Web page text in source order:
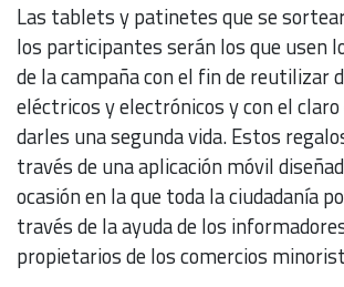
Las tablets y patinetes que se
los participantes serán los que usen
de la campaña con el fin de reutilizar
eléctricos y electrónicos y con el
darles una segunda vida. Estos
través de una aplicación móvil
ocasión en la que toda la ciudadanía
través de la ayuda de los
propietarios de los comercios